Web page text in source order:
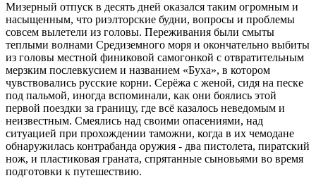
Мизерный отпуск в десять дней оказался таким огромным и
насыщенным, что риэлторские будни, вопросы и проблемы
совсем вылетели из головы. Переживания были смыты
теплыми волнами Средиземного моря и окончательно выбиты
из головы местной финиковой самогонкой с отвратительным
мерзким послевкусием и названием «Буха», в котором
чувствовались русские корни. Серёжа с женой, сидя на песке
под пальмой, иногда вспоминали, как они боялись этой
первой поездки за границу, где всё казалось неведомым и
неизвестным. Смеялись над своими опасениями, над
ситуацией при прохождении таможни, когда в их чемодане
обнаружилась контрабанда оружия - два пистолета, пиратский
нож, и пластиковая граната, спрятанные сыновьями во время
подготовки к путешествию.